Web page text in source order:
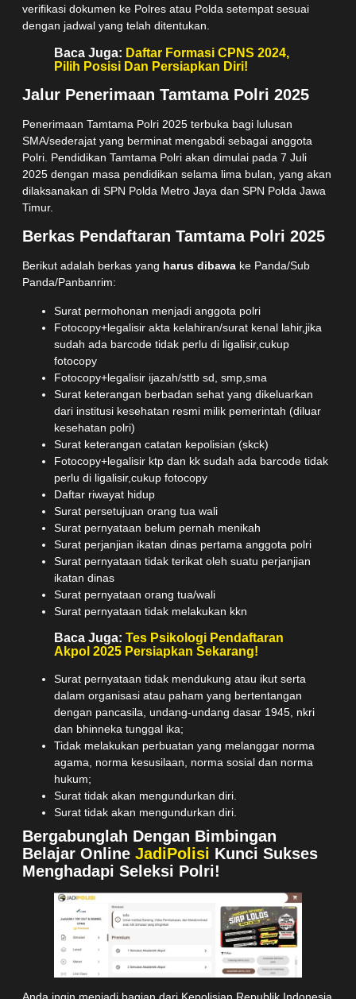
verifikasi dokumen ke Polres atau Polda setempat sesuai
dengan jadwal yang telah ditentukan.
Baca Juga: Daftar Formasi CPNS 2024,
Pilih Posisi Dan Persiapkan Diri!
Jalur Penerimaan Tamtama Polri 2025
Penerimaan Tamtama Polri 2025 terbuka bagi lulusan
SMA/sederajat yang berminat mengabdi sebagai anggota
Polri. Pendidikan Tamtama Polri akan dimulai pada 7 Juli
2025 dengan masa pendidikan selama lima bulan, yang akan
dilaksanakan di SPN Polda Metro Jaya dan SPN Polda Jawa
Timur.
Berkas Pendaftaran Tamtama Polri 2025
Berikut adalah berkas yang harus dibawa ke Panda/Sub
Panda/Panbanrim:
Surat permohonan menjadi anggota polri
Fotocopy+legalisir akta kelahiran/surat kenal lahir,jika
sudah ada barcode tidak perlu di ligalisir,cukup
fotocopy
Fotocopy+legalisir ijazah/sttb sd, smp,sma
Surat keterangan berbadan sehat yang dikeluarkan
dari institusi kesehatan resmi milik pemerintah (diluar
kesehatan polri)
Surat keterangan catatan kepolisian (skck)
Fotocopy+legalisir ktp dan kk sudah ada barcode tidak
perlu di ligalisir,cukup fotocopy
Daftar riwayat hidup
Surat persetujuan orang tua wali
Surat pernyataan belum pernah menikah
Surat perjanjian ikatan dinas pertama anggota polri
Surat pernyataan tidak terikat oleh suatu perjanjian
ikatan dinas
Surat pernyataan orang tua/wali
Surat pernyataan tidak melakukan kkn
Baca Juga: Tes Psikologi Pendaftaran
Akpol 2025 Persiapkan Sekarang!
Surat pernyataan tidak mendukung atau ikut serta
dalam organisasi atau paham yang bertentangan
dengan pancasila, undang-undang dasar 1945, nkri
dan bhinneka tunggal ika;
Tidak melakukan perbuatan yang melanggar norma
agama, norma kesusilaan, norma sosial dan norma
hukum;
Surat tidak akan mengundurkan diri.
Surat tidak akan mengundurkan diri.
Bergabunglah Dengan Bimbingan
Belajar Online JadiPolisi Kunci Sukses
Menghadapi Seleksi Polri!